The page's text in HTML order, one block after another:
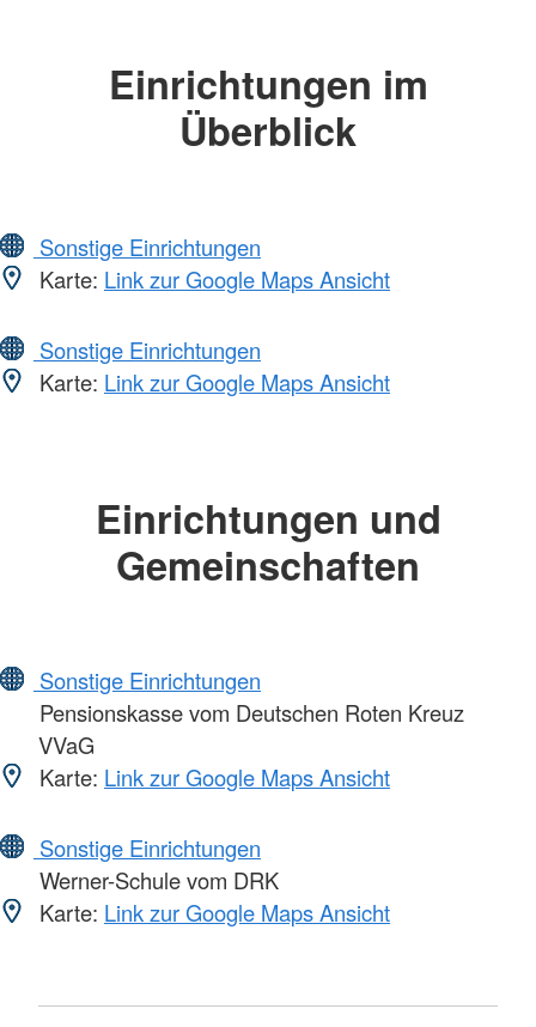
Einrichtungen im
Überblick
Sonstige Einrichtungen
Karte: Link zur Google Maps Ansicht
Sonstige Einrichtungen
Karte: Link zur Google Maps Ansicht
Einrichtungen und
Gemeinschaften
Sonstige Einrichtungen
Pensionskasse vom Deutschen Roten Kreuz
VVaG
Karte: Link zur Google Maps Ansicht
Sonstige Einrichtungen
Werner-Schule vom DRK
Karte: Link zur Google Maps Ansicht